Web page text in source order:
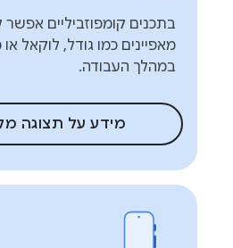
בתכנים קומפוזביליים אפשר
מאפיינים כמו גודל, לוקאל
במהלך העבודה.
מידע על תצוגה